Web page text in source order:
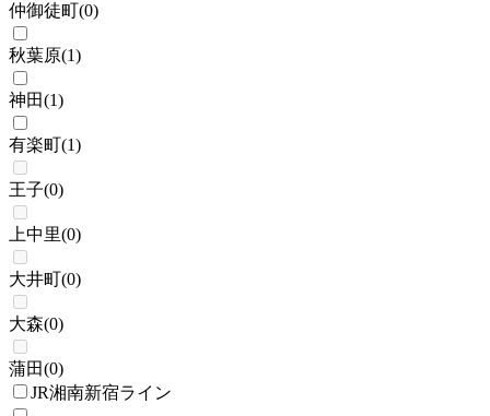
仲御徒町(0)
秋葉原(1)
神田(1)
有楽町(1)
王子(0)
上中里(0)
大井町(0)
大森(0)
蒲田(0)
JR湘南新宿ライン